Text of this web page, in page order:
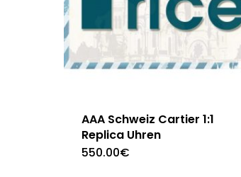
AAA Schweiz Cartier 1:1
Replica Uhren
550.00€